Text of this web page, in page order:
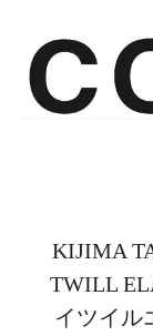
KIJIMA
TWILL
イツイル